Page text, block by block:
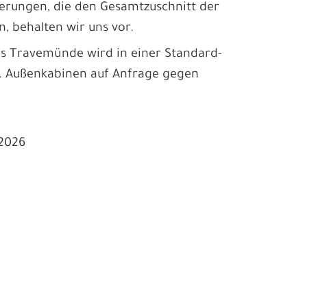
die den Gesamtzuschnitt der
behalten wir uns vor.
Travemünde wird in einer Standard-
auf Anfrage gegen